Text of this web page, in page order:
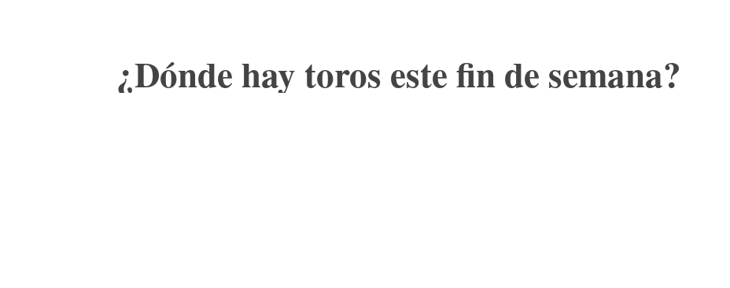
¿Dónde hay toros este fin de semana?